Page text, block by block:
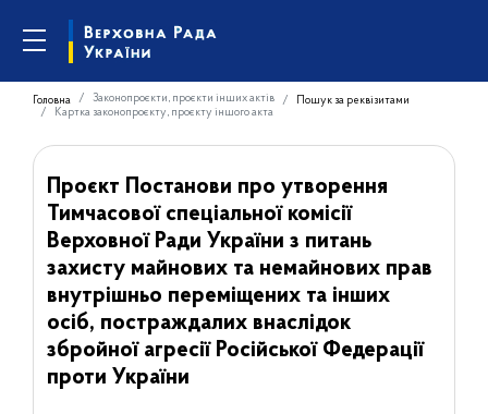
Головна Законопроєкти, проєкти інших актів
Пошук за реквізитами
Картка законопроєкту, проєкту іншого акта
Проєкт Постанови про утворення
Тимчасової спеціальної комісії
Верховної Ради України з питань
захисту майнових та немайнових прав
внутрішньо переміщених та інших
осіб, постраждалих внаслідок
збройної агресії Російської Федерації
проти України